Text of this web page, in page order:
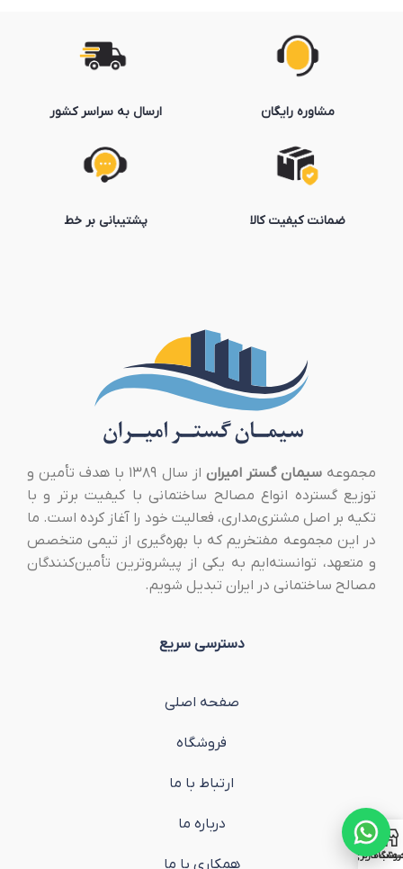
مشاوره رایگان
ضمانت کیفیت کالا
ارسال به سراسر کشور
پشتیبانی بر خط
مجموعهسیمان گستر امیران
از سال ۱۳۸۹ با هدف تأمین و
توزیع گسترده انواع مصالح ساختمانی با کیفیت برتر و با
تکیه بر اصل مشتری‌مداری، فعالیت خود را آغاز کرده است. ما
در این مجموعه مفتخریم که با بهره‌گیری از تیمی متخصص
و متعهد، توانسته‌ایم به یکی از پیشروترین تأمین‌کنندگان
مصالح ساختمانی در ایران تبدیل شویم.
دسترسی سریع
صفحه اصلی
فروشگاه
ارتباط با ما
درباره ما
همکاری با ما
کاربری من